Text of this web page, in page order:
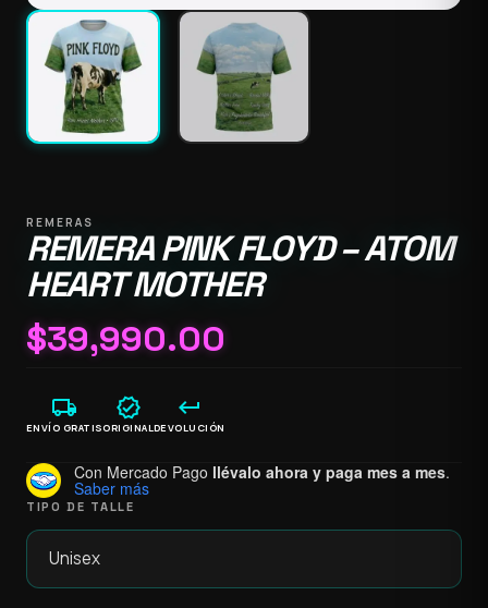
REMERAS
REMERA PINK FLOYD – ATOM
HEART MOTHER
$39,990.00
local_shipping
ENVÍO GRATIS
verified
ORIGINAL
keyboard_return
DEVOLUCIÓN
Con Mercado Pago llévalo ahora y paga mes a mes.
Saber más
TIPO DE TALLE